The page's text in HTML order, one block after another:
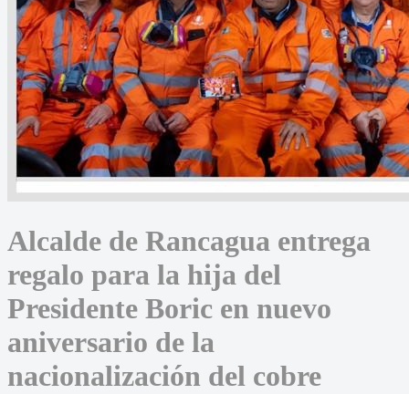
Alcalde de Rancagua entrega
regalo para la hija del
Presidente Boric en nuevo
aniversario de la
nacionalización del cobre